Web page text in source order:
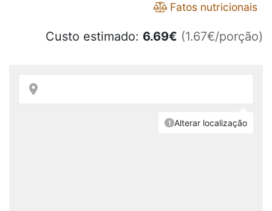
Fatos nutricionais
Custo estimado: 6.69€ (1.67€/porção)